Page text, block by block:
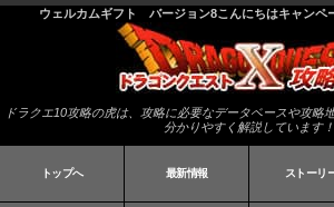
ウェルカムギフト バージョン8こんにちはキャンペ
ドラクエ10攻略の虎は、攻略に必要なデータベースや攻略
分かりやすく解説しています！
トップへ 最新情報 ストーリ